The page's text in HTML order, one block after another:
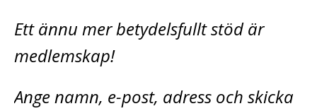
Ett ännu mer betydelsfullt stöd är
medlemskap!
Ange namn, e-post, adress och skicka